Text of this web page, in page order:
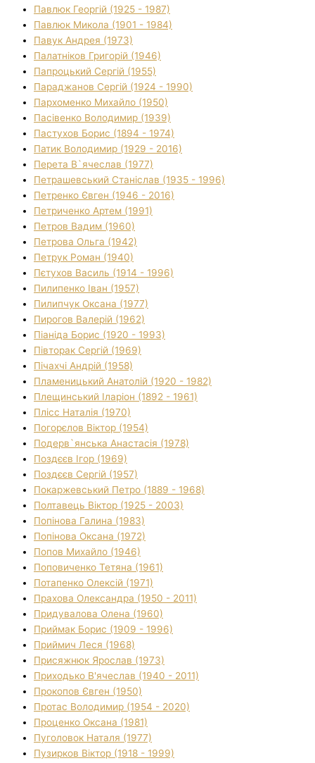
Павлюк Георгій (1925 - 1987)
Павлюк Микола (1901 - 1984)
Павук Андрея (1973)
Палатніков Григорій (1946)
Папроцький Сергій (1955)
Параджанов Сергій (1924 - 1990)
Пархоменко Михайло (1950)
Пасівенко Володимир (1939)
Пастухов Борис (1894 - 1974)
Патик Володимир (1929 - 2016)
Перета В`ячеслав (1977)
Петрашевський Станіслав (1935 - 1996)
Петренко Євген (1946 - 2016)
Петриченко Артем (1991)
Петров Вадим (1960)
Петрова Ольга (1942)
Петрук Роман (1940)
Пєтухов Василь (1914 - 1996)
Пилипенко Іван (1957)
Пилипчук Оксана (1977)
Пирогов Валерій (1962)
Піаніда Борис (1920 - 1993)
Півторак Сергій (1969)
Пічахчі Андрій (1958)
Пламеницький Анатолій (1920 - 1982)
Плещинський Іларіон (1892 - 1961)
Плісс Наталія (1970)
Погорєлов Віктор (1954)
Подерв`янська Анастасія (1978)
Поздєєв Ігор (1969)
Поздєєв Сергій (1957)
Покаржевський Петро (1889 - 1968)
Полтавець Віктор (1925 - 2003)
Попінова Галина (1983)
Попінова Оксана (1972)
Попов Михайло (1946)
Поповиченко Тетяна (1961)
Потапенко Олексій (1971)
Прахова Олександра (1950 - 2011)
Придувалова Олена (1960)
Приймак Борис (1909 - 1996)
Приймич Леся (1968)
Присяжнюк Ярослав (1973)
Приходько В'ячеслав (1940 - 2011)
Прокопов Євген (1950)
Протас Володимир (1954 - 2020)
Проценко Оксана (1981)
Пуголовок Наталя (1977)
Пузирков Віктор (1918 - 1999)